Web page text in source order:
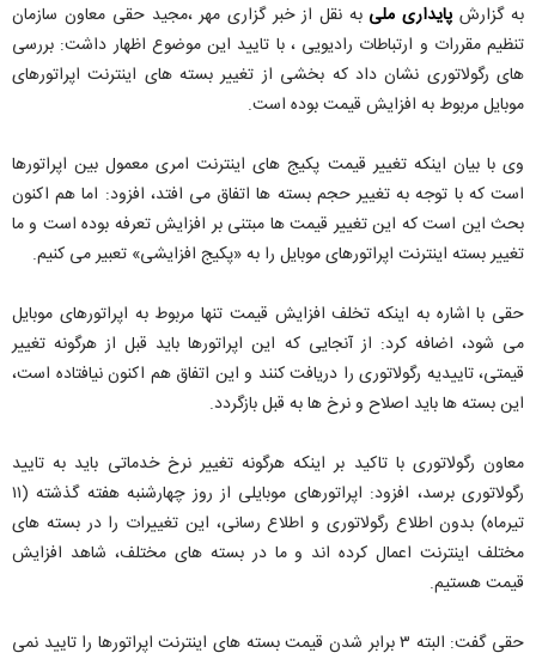
به گزارش پایداری ملی به نقل از خبر گزاری مهر ،مجید حقی معاون سازمان
تنظیم مقررات و ارتباطات رادیویی ، با تایید این موضوع اظهار داشت: بررسی
های رگولاتوری نشان داد که بخشی از تغییر بسته های اینترنت اپراتورهای
موبایل مربوط به افزایش قیمت بوده است.
وی با بیان اینکه تغییر قیمت پکیج های اینترنت امری معمول بین اپراتورها
است که با توجه به تغییر حجم بسته ها اتفاق می افتد، افزود: اما هم اکنون
بحث این است که این تغییر قیمت ها مبتنی بر افزایش تعرفه بوده است و ما
تغییر بسته اینترنت اپراتورهای موبایل را به «پکیج افزایشی» تعبیر می کنیم.
حقی با اشاره به اینکه تخلف افزایش قیمت تنها مربوط به اپراتورهای موبایل
می شود، اضافه کرد: از آنجایی که این اپراتورها باید قبل از هرگونه تغییر
قیمتی، تاییدیه رگولاتوری را دریافت کنند و این اتفاق هم اکنون نیافتاده است،
این بسته ها باید اصلاح و نرخ ها به قبل بازگردد.
معاون رگولاتوری با تاکید بر اینکه هرگونه تغییر نرخ خدماتی باید به تایید
رگولاتوری برسد، افزود: اپراتورهای موبایلی از روز چهارشنبه هفته گذشته (۱۱
تیرماه) بدون اطلاع رگولاتوری و اطلاع رسانی، این تغییرات را در بسته های
مختلف اینترنت اعمال کرده اند و ما در بسته های مختلف، شاهد افزایش
قیمت هستیم.
حقی گفت: البته ۳ برابر شدن قیمت بسته های اینترنت اپراتورها را تایید نمی